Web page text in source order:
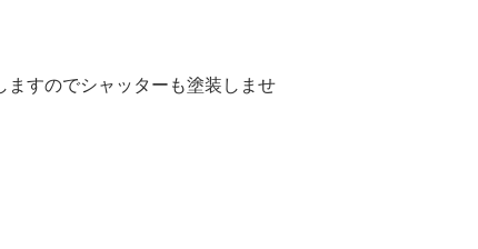
ますのでシャッターも塗装しませ